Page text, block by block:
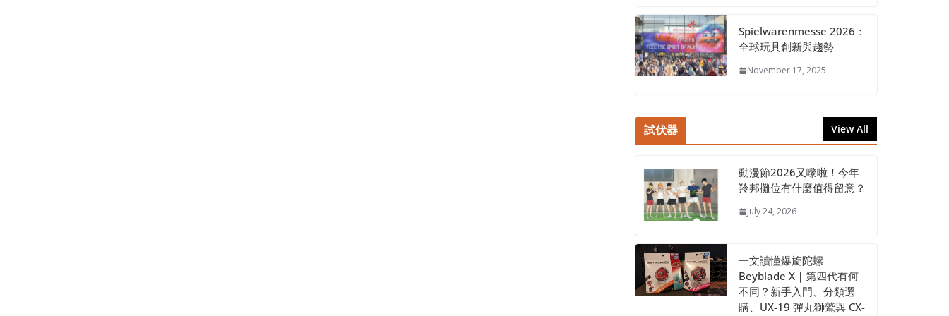
Spielwarenmesse 2026：
全球玩具創新與趨勢
November 17, 2025
試伏器 View All
動漫節2026又嚟啦！今年
羚邦攤位有什麼值得留意？
July 24, 2026
一文讀懂爆旋陀螺
Beyblade X｜第四代有何
不同？新手入門、分類選
購、UX-19 彈丸獅鷲與 CX-